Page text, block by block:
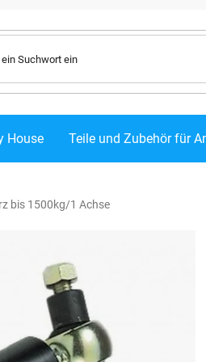
House Teile und Zubehör für
bis 1500kg/1 Achse